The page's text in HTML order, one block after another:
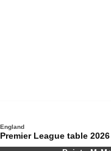
England
Premier League table 2026